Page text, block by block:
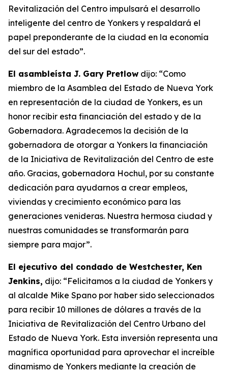
Revitalización del Centro impulsará el desarrollo
inteligente del centro de Yonkers y respaldará el
papel preponderante de la ciudad en la economía
del sur del estado”.
El asambleísta J. Gary Pretlow dijo: “Como
miembro de la Asamblea del Estado de Nueva York
en representación de la ciudad de Yonkers, es un
honor recibir esta financiación del estado y de la
Gobernadora. Agradecemos la decisión de la
gobernadora de otorgar a Yonkers la financiación
de la Iniciativa de Revitalización del Centro de este
año. Gracias, gobernadora Hochul, por su constante
dedicación para ayudarnos a crear empleos,
viviendas y crecimiento económico para las
generaciones venideras. Nuestra hermosa ciudad y
nuestras comunidades se transformarán para
siempre para major”.
El ejecutivo del condado de Westchester, Ken
Jenkins, dijo: “Felicitamos a la ciudad de Yonkers y
al alcalde Mike Spano por haber sido seleccionados
para recibir 10 millones de dólares a través de la
Iniciativa de Revitalización del Centro Urbano del
Estado de Nueva York. Esta inversión representa una
magnífica oportunidad para aprovechar el increíble
dinamismo de Yonkers mediante la creación de